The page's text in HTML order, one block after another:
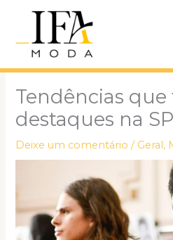
conteúdo
Tendências que
destaques na
Deixe um comentário / Geral,